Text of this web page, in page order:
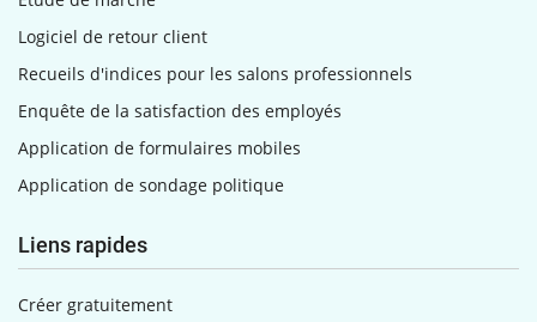
Logiciel de retour client
Recueils d'indices pour les salons professionnels
Enquête de la satisfaction des employés
Application de formulaires mobiles
Application de sondage politique
Liens rapides
Créer gratuitement